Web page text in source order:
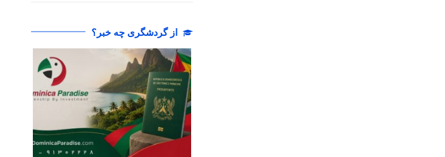
از گردشگری چه خبر؟